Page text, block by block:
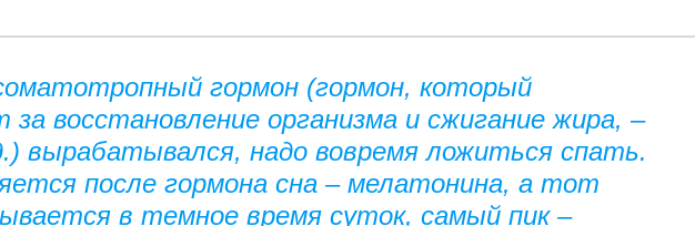
гормон (гормон, который
за восстановление организма и сжигание жира, –
вырабатывался, надо вовремя ложиться спать.
после гормона сна – мелатонина, а тот
в темное время суток, самый пик –